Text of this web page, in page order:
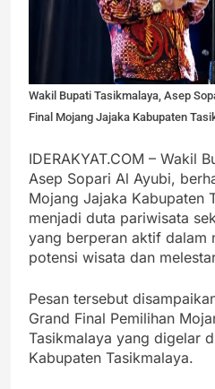
Wakil Bupati Tasikmalaya, Asep
Final Mojang Jajaka Kabupaten
IDERAKYAT.COM – Wakil
Asep Sopari Al Ayubi,
Mojang Jajaka Kabupaten
menjadi duta pariwisata
yang berperan aktif dalam
potensi wisata dan
Pesan tersebut
Grand Final Pemilihan
Tasikmalaya yang digelar
Kabupaten Tasikmalaya.